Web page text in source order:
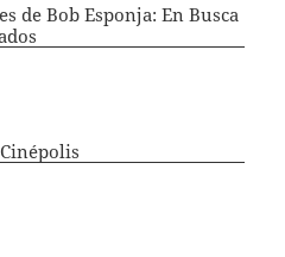
de Bob Esponja: En Busca